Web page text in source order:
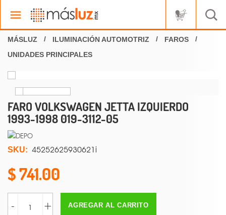
ILUMINACIÓN AUTOMOTRIZ
FAROS
UNIDADES PRINCIPALES
FARO VOLKSWAGEN JETTA IZQUIERDO
1993-1998 019-3112-05
SKU: 45252625930621i
741.00
- + AGREGAR AL CARRITO